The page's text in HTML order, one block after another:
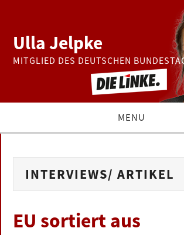
Ulla Jelpke
MITGLIED DES DEUTSCHEN
MENU
BUNDESTAG
INTERVIEWS/ ARTIKEL
EU sortiert aus